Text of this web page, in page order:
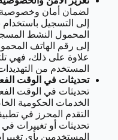
لضمان أمان وخصوصية
إلى التسجيل
المحمول النشط
إلى رقم الهاتف
علاوة على ذلك، فهي
المستخدم من
تحديثات في الوقت
تحديثات في الوقت
الخدمات الحكومية
التقدم المحرز في
تحديثات أو تغييرات
المستخدمين بأي